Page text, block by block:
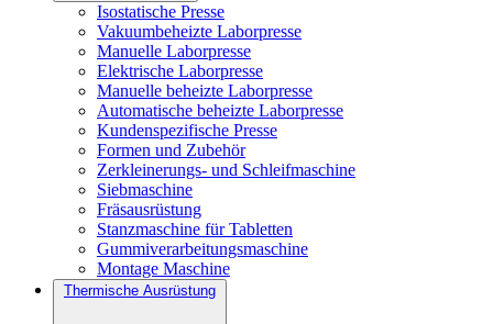
Isostatische Presse
Vakuumbeheizte Laborpresse
Manuelle Laborpresse
Elektrische Laborpresse
Manuelle beheizte Laborpresse
Automatische beheizte Laborpresse
Kundenspezifische Presse
Formen und Zubehör
Zerkleinerungs- und Schleifmaschine
Siebmaschine
Fräsausrüstung
Stanzmaschine für Tabletten
Gummiverarbeitungsmaschine
Montage Maschine
Thermische Ausrüstung